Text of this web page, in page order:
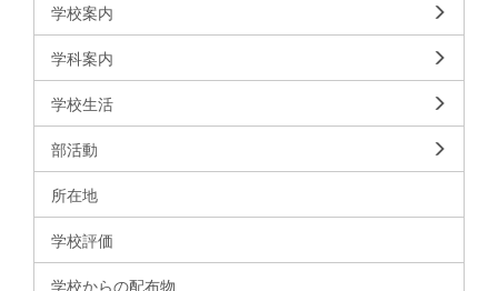
学校案内
学科案内
学校生活
部活動
所在地
学校評価
学校からの配布物